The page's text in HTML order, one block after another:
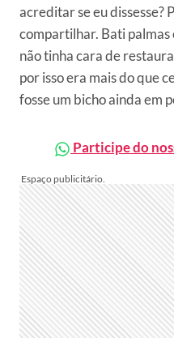
acreditar se eu dissesse?
compartilhar. Bati palmas
não tinha cara de
por isso era mais do que
fosse um bicho ainda em
Participe do